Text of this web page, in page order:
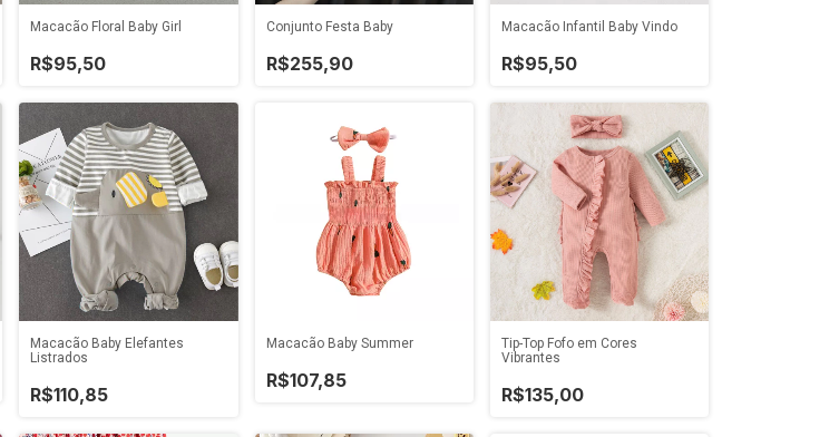
Macacão Floral Baby Girl
R$95,50
Conjunto Festa Baby
R$255,90
Macacão Infantil Baby Vindo
R$95,50
Macacão Baby Elefantes
Listrados
R$110,85
Macacão Baby Summer
R$107,85
Tip-Top Fofo em Cores
Vibrantes
R$135,00